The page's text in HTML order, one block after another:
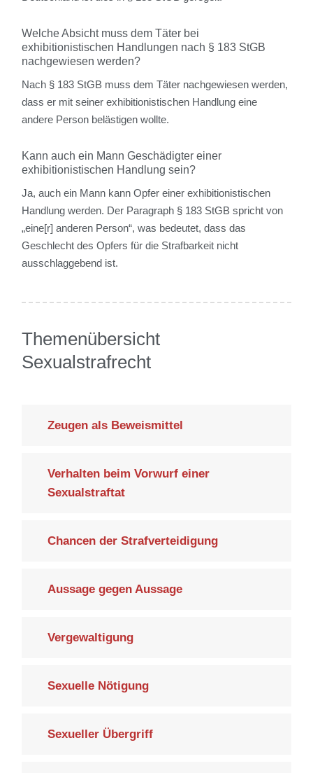
Welche Absicht muss dem Täter bei
exhibitionistischen Handlungen nach § 183 StGB
nachgewiesen werden?
Nach § 183 StGB muss dem Täter nachgewiesen werden,
dass er mit seiner exhibitionistischen Handlung eine
andere Person belästigen wollte.
Kann auch ein Mann Geschädigter einer
exhibitionistischen Handlung sein?
Ja, auch ein Mann kann Opfer einer exhibitionistischen
Handlung werden. Der Paragraph § 183 StGB spricht von
„eine[r] anderen Person“, was bedeutet, dass das
Geschlecht des Opfers für die Strafbarkeit nicht
ausschlaggebend ist.
Themenübersicht
Sexualstrafrecht
Zeugen als Beweismittel
Verhalten beim Vorwurf einer
Sexualstraftat
Chancen der Strafverteidigung
Aussage gegen Aussage
Vergewaltigung
Sexuelle Nötigung
Sexueller Übergriff